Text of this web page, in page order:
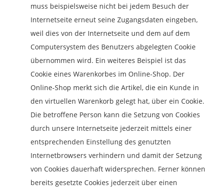
muss beispielsweise nicht bei jedem Besuch der
Internetseite erneut seine Zugangsdaten eingeben,
weil dies von der Internetseite und dem auf dem
Computersystem des Benutzers abgelegten Cookie
übernommen wird. Ein weiteres Beispiel ist das
Cookie eines Warenkorbes im Online-Shop. Der
Online-Shop merkt sich die Artikel, die ein Kunde in
den virtuellen Warenkorb gelegt hat, über ein Cookie.
Die betroffene Person kann die Setzung von Cookies
durch unsere Internetseite jederzeit mittels einer
entsprechenden Einstellung des genutzten
Internetbrowsers verhindern und damit der Setzung
von Cookies dauerhaft widersprechen. Ferner können
bereits gesetzte Cookies jederzeit über einen